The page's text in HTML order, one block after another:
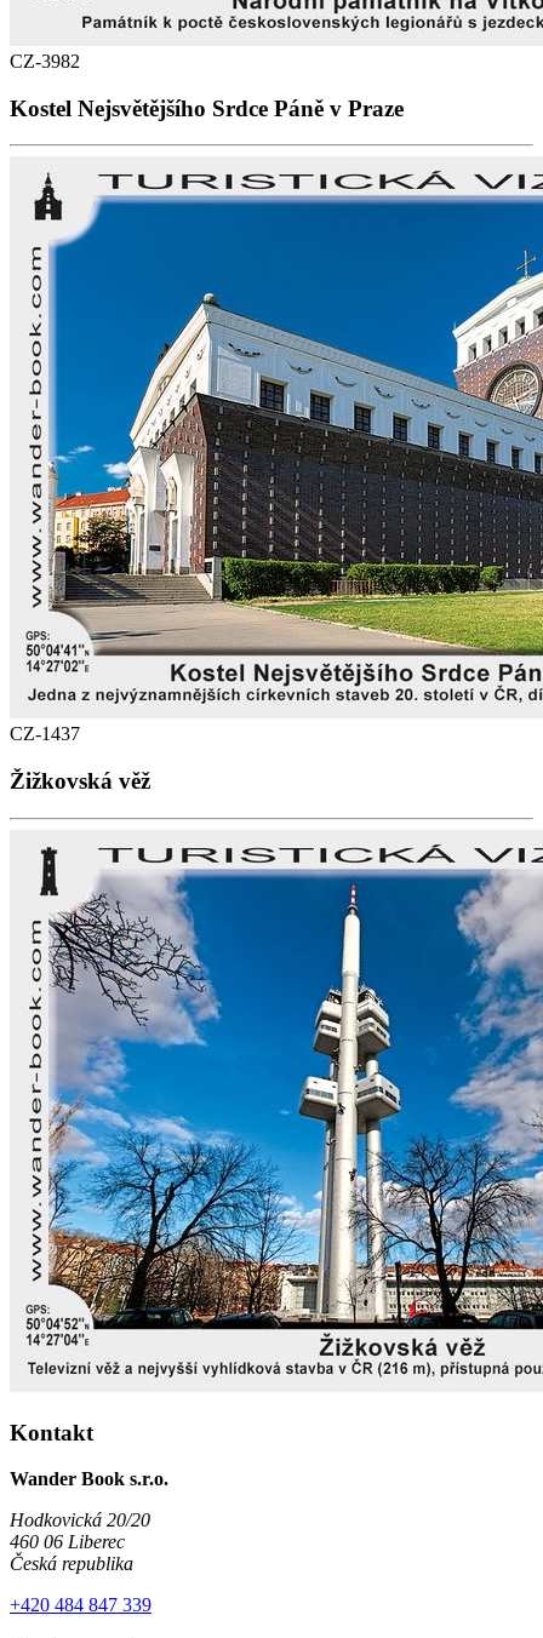
CZ-3982
Kostel Nejsvětějšího Srdce Páně v Praze
CZ-1437
Žižkovská věž
Kontakt
Wander Book s.r.o.
Hodkovická 20/20
460 06 Liberec
Česká republika
+420 484 847 339